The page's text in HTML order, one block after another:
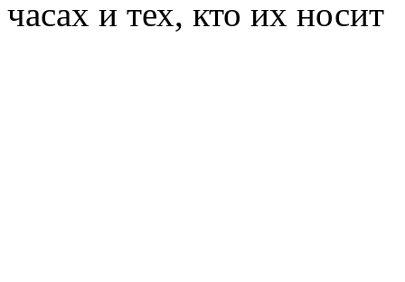
часах и тех, кто их носит